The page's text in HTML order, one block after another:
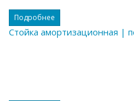
Подробнее
Стойка амортизационная |